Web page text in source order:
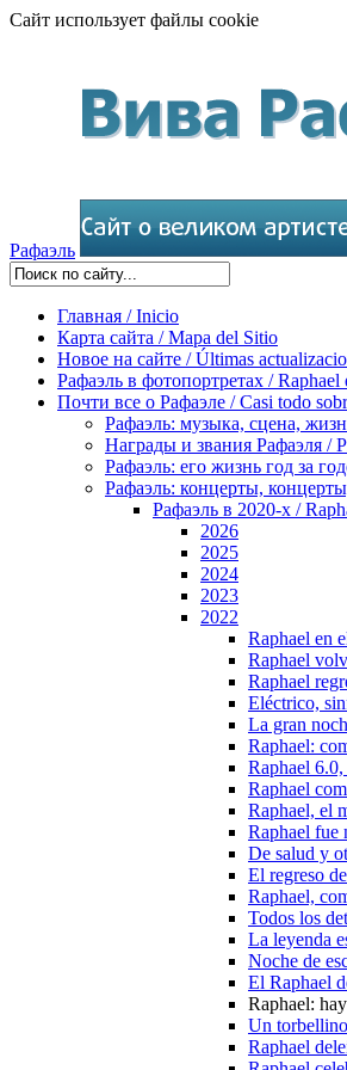
Сайт использует файлы cookie
Рафаэль
Главная / Inicio
Карта сайта / Mapa del Sitio
Новое на сайте / Últimas
Рафаэль в фотопортретах / Raphael
Почти все о Рафаэле / Casi todo
Рафаэль: музыка, сцена,
Награды и звания Рафаэля /
Рафаэль: его жизнь год за
Рафаэль: концерты,
Рафаэль в 2020-х /
2026
2025
2024
2023
2022
Raphael en
Raphael
Raphael
Eléctrico,
La gran
Raphael:
Raphael
Raphael
Raphael, el
Raphael fue
De salud y
El regreso
Raphael,
Todos los
La leyenda
Noche de
El Raphael
Raphael:
Un
Raphael